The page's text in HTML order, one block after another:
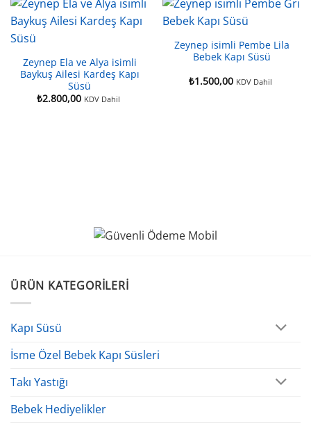
Zeynep Ela ve Alya isimli
Baykuş Ailesi Kardeş Kapı
Süsü
₺2.800,00 KDV Dahil
Zeynep isimli Pembe Lila
Bebek Kapı Süsü
₺1.500,00 KDV Dahil
ÜRÜN KATEGORILERI
Kapı Süsü
İsme Özel Bebek Kapı Süsleri
Takı Yastığı
Bebek Hediyelikler